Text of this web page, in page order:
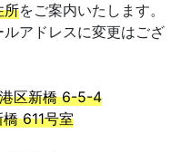
所をご案内いたします。
アドレスに変更はござ
区新橋 6-5-4
611号室